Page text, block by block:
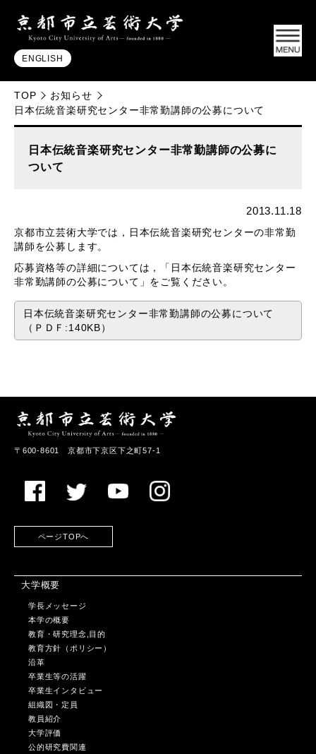
ENGLISH
TOP
お知らせ
日本伝統音楽研究センター非常勤講師の公募について
日本伝統音楽研究センター非常勤講師の公募に
ついて
2013.11.18
京都市立芸術大学では，日本伝統音楽研究センターの非常勤
講師を公募します。
応募資格等の詳細については，「日本伝統音楽研究センター
非常勤講師の公募について」をご覧ください。
日本伝統音楽研究センター非常勤講師の公募について
（ＰＤＦ:140KB）
〒600-8601 京都市下京区下之町57-1
ページTOPへ
大学概要
学長メッセージ
本学の概要
教育・研究理念,目的
教育方針（ポリシー）
沿革
卒業生等の活躍
卒業生インタビュー
組織図・定員
教員紹介
大学評価
公的研究費関連